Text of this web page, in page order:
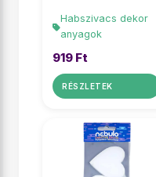
Habszivacs dekor
anyagok
919 Ft
RÉSZLETEK